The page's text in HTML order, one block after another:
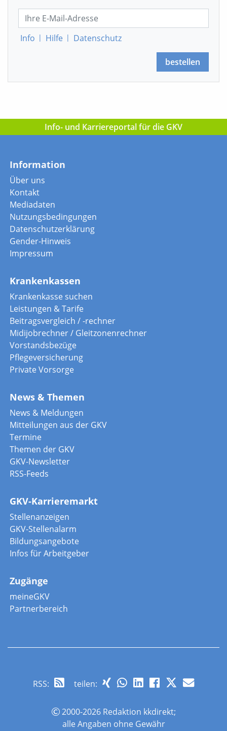
Info | Hilfe | Datenschutz
bestellen
Info- und Karriereportal für die GKV
Information
Über uns
Kontakt
Mediadaten
Nutzungsbedingungen
Datenschutzerklärung
Gender-Hinweis
Impressum
Krankenkassen
Krankenkasse suchen
Leistungen & Tarife
Beitragsvergleich / -rechner
Midijobrechner / Gleitzonenrechner
Vorstandsbezüge
Pflegeversicherung
Private Vorsorge
News & Themen
News & Meldungen
Mitteilungen aus der GKV
Termine
Themen der GKV
GKV-Newsletter
RSS-Feeds
GKV-Karrieremarkt
Stellenanzeigen
GKV-Stellenalarm
Bildungsangebote
Infos für Arbeitgeber
Zugänge
meineGKV
Partnerbereich
RSS: teilen:
2000-2026 Redaktion kkdirekt;
alle Angaben ohne Gewähr